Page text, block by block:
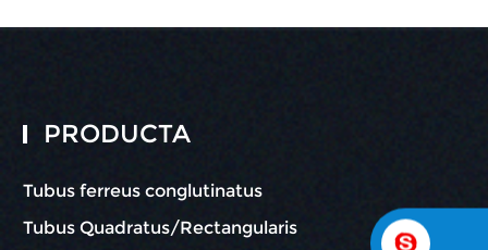
PRODUCTA
Tubus ferreus conglutinatus
Tubus Quadratus/Rectangularis